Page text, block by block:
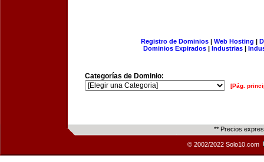
Registro de Dominios| Web Hosting |
Dominios Expirados | Industrias |
Categorías de Dominio:
[Pág.
** Precios
© 2002/2022 Solo10.com